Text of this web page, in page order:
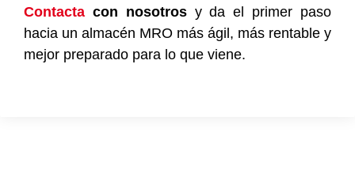
Contacta con nosotrosy da el primer paso
hacia un almacén MRO más ágil, más rentable y
mejor preparado para lo que viene.